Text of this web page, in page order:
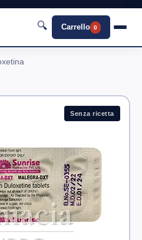
🔍 Carrello 0
Senza ricetta